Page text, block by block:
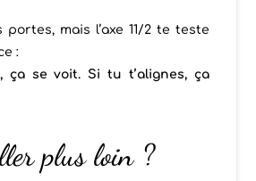
mais l’axe 11/2 te teste
:
se voit. Si tu t’alignes, ça
plus loin ?